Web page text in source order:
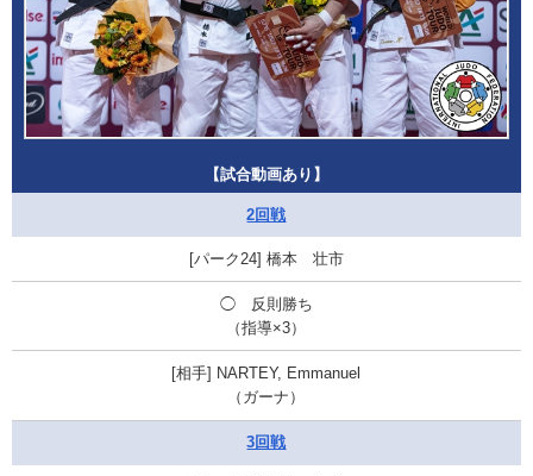
【試合動画あり】
2回戦
橋本 壮市
◯ 反則勝ち
（指導×3）
NARTEY, Emmanuel
（ガーナ）
3回戦